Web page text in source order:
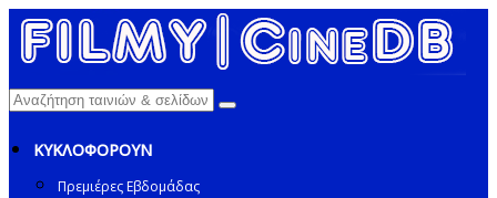
ΚΥΚΛΟΦΟΡΟΥΝ
Πρεμιέρες Εβδομάδας